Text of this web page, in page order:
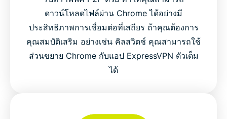
ดาวน์โหลดไฟล์ผ่าน Chrome ได้อย่างมี
ประสิทธิภาพการเชื่อมต่อที่เสถียร ถ้าคุณต้องการ
คุณสมบัติเสริม อย่างเช่น คิลสวิตช์ คุณสามารถใช้
ส่วนขยาย Chrome กับแอป ExpressVPN ตัวเต็ม
ได้